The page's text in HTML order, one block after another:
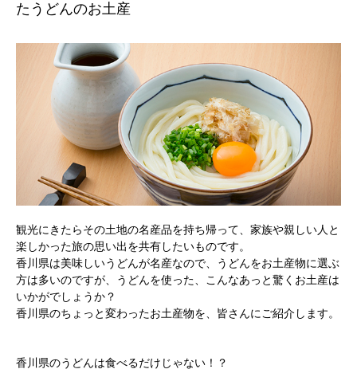
たうどんのお土産
観光にきたらその土地の名産品を持ち帰って、家族や親しい人と
楽しかった旅の思い出を共有したいものです。
香川県は美味しいうどんが名産なので、うどんをお土産物に選ぶ
方は多いのですが、うどんを使った、こんなあっと驚くお土産は
いかがでしょうか？
香川県のちょっと変わったお土産物を、皆さんにご紹介します。
香川県のうどんは食べるだけじゃない！？